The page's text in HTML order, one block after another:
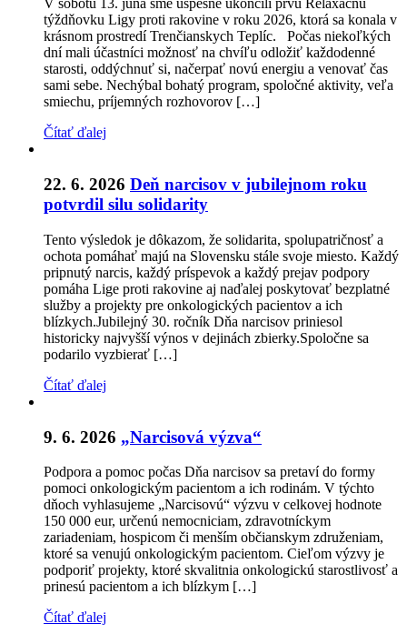
V sobotu 13. júna sme úspešne ukončili prvú Relaxačnú
týždňovku Ligy proti rakovine v roku 2026, ktorá sa konala v
krásnom prostredí Trenčianskych Teplíc. Počas niekoľkých
dní mali účastníci možnosť na chvíľu odložiť každodenné
starosti, oddýchnuť si, načerpať novú energiu a venovať čas
sami sebe. Nechýbal bohatý program, spoločné aktivity, veľa
smiechu, príjemných rozhovorov […]
Čítať ďalej
22. 6. 2026 Deň narcisov v jubilejnom roku
potvrdil silu solidarity
Tento výsledok je dôkazom, že solidarita, spolupatričnosť a
ochota pomáhať majú na Slovensku stále svoje miesto. Každý
pripnutý narcis, každý príspevok a každý prejav podpory
pomáha Lige proti rakovine aj naďalej poskytovať bezplatné
služby a projekty pre onkologických pacientov a ich
blízkych.Jubilejný 30. ročník Dňa narcisov priniesol
historicky najvyšší výnos v dejinách zbierky.Spoločne sa
podarilo vyzbierať […]
Čítať ďalej
9. 6. 2026 „Narcisová výzva“
Podpora a pomoc počas Dňa narcisov sa pretaví do formy
pomoci onkologickým pacientom a ich rodinám. V týchto
dňoch vyhlasujeme „Narcisovú“ výzvu v celkovej hodnote
150 000 eur, určenú nemocniciam, zdravotníckym
zariadeniam, hospicom či menším občianskym združeniam,
ktoré sa venujú onkologickým pacientom. Cieľom výzvy je
podporiť projekty, ktoré skvalitnia onkologickú starostlivosť a
prinesú pacientom a ich blízkym […]
Čítať ďalej